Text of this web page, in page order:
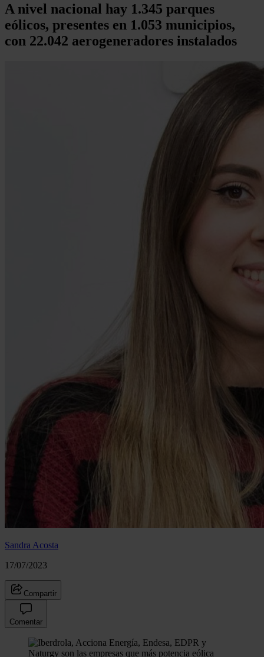
A nivel nacional hay 1.345 parques
eólicos, presentes en 1.053 municipios,
con 22.042 aerogeneradores instalados
Sandra Acosta
17/07/2023
Compartir
Comentar